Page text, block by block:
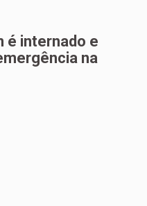
é internado e
na